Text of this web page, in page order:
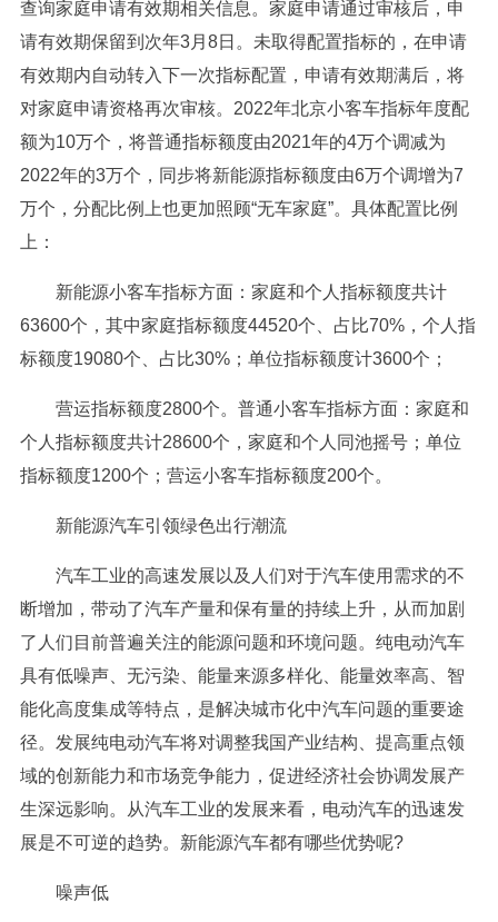
查询家庭申请有效期相关信息。家庭申请通过审核后，申
请有效期保留到次年3月8日。未取得配置指标的，在申请
有效期内自动转入下一次指标配置，申请有效期满后，将
对家庭申请资格再次审核。2022年北京小客车指标年度配
额为10万个，将普通指标额度由2021年的4万个调减为
2022年的3万个，同步将新能源指标额度由6万个调增为7
万个，分配比例上也更加照顾“无车家庭”。具体配置比例
上：
新能源小客车指标方面：家庭和个人指标额度共计
63600个，其中家庭指标额度44520个、占比70%，个人指
标额度19080个、占比30%；单位指标额度计3600个；
营运指标额度2800个。普通小客车指标方面：家庭和
个人指标额度共计28600个，家庭和个人同池摇号；单位
指标额度1200个；营运小客车指标额度200个。
新能源汽车引领绿色出行潮流
汽车工业的高速发展以及人们对于汽车使用需求的不
断增加，带动了汽车产量和保有量的持续上升，从而加剧
了人们目前普遍关注的能源问题和环境问题。纯电动汽车
具有低噪声、无污染、能量来源多样化、能量效率高、智
能化高度集成等特点，是解决城市化中汽车问题的重要途
径。发展纯电动汽车将对调整我国产业结构、提高重点领
域的创新能力和市场竞争能力，促进经济社会协调发展产
生深远影响。从汽车工业的发展来看，电动汽车的迅速发
展是不可逆的趋势。新能源汽车都有哪些优势呢?
噪声低